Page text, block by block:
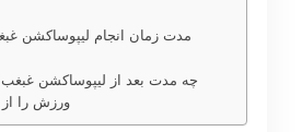
ورزش را